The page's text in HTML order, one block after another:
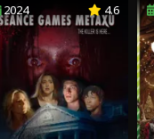
2024 4.6